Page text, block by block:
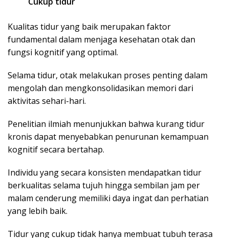
Kualitas tidur yang baik merupakan faktor
fundamental dalam menjaga kesehatan otak dan
fungsi kognitif yang optimal.
Selama tidur, otak melakukan proses penting dalam
mengolah dan mengkonsolidasikan memori dari
aktivitas sehari-hari.
Penelitian ilmiah menunjukkan bahwa kurang tidur
kronis dapat menyebabkan penurunan kemampuan
kognitif secara bertahap.
Individu yang secara konsisten mendapatkan tidur
berkualitas selama tujuh hingga sembilan jam per
malam cenderung memiliki daya ingat dan perhatian
yang lebih baik.
Tidur yang cukup tidak hanya membuat tubuh terasa